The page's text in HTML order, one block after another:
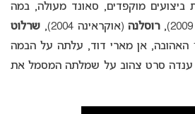
ביצועים מוקפדים, סאונד מעולה, במה
רוסלנה(אוקראינה 2004),
שרלוט
(לוקסמבורג 1972). גם זוכת אירוויזיון 1973 האהובה, אן מארי דוד, עלתה על הבמה
באירוויזיון לפני 50 שנים. אן מארי דוד ענדה סרט צהוב על שמלתה המסמל את